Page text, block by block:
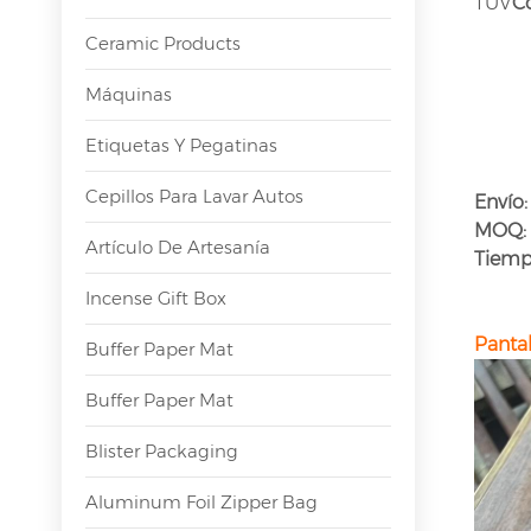
Ceramic Products
Máquinas
Etiquetas Y Pegatinas
Cepillos Para Lavar Autos
Artículo De Artesanía
Incense Gift Box
Buffer Paper Mat
Buffer Paper Mat
Blister Packaging
Aluminum Foil Zipper Bag
Envío:
MOQ: